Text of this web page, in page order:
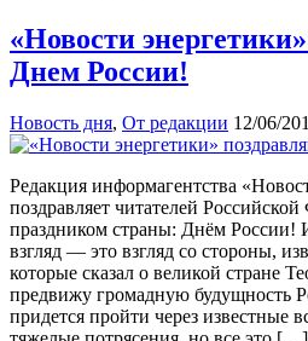
«Новости
Днем России!
Новость дня, От редакции 12/06/
Редакция информагентства
поздравляет читателей
праздником страны: Днём России!
взгляд — это взгляд со стороны,
которые сказал о великой стране
предвижу громадную будущность
придется пройти через известные